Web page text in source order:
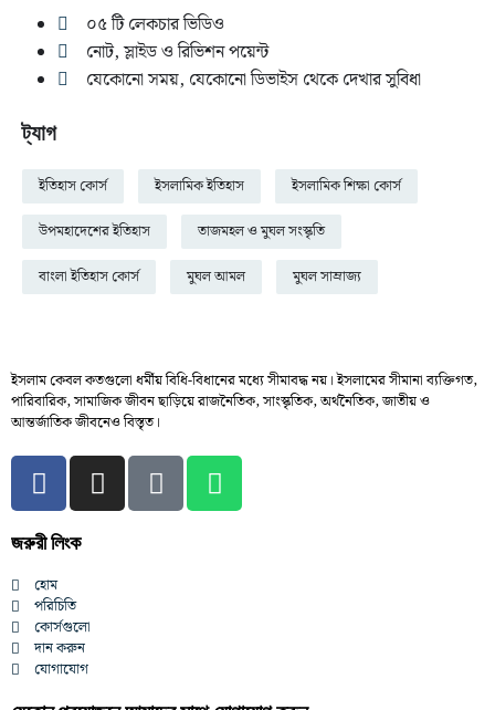
০৫ টি লেকচার ভিডিও
নোট, স্লাইড ও রিভিশন পয়েন্ট
যেকোনো সময়, যেকোনো ডিভাইস থেকে দেখার সুবিধা
ট্যাগ
ইতিহাস কোর্স ইসলামিক ইতিহাস
ইসলামিক শিক্ষা কোর্স
উপমহাদেশের ইতিহাস
তাজমহল ও মুঘল সংস্কৃতি
বাংলা ইতিহাস কোর্স
মুঘল আমল মুঘল সাম্রাজ্য
ইসলাম কেবল কতগুলো ধর্মীয় বিধি-বিধানের মধ্যে সীমাবদ্ধ নয়। ইসলামের সীমানা ব্যক্তিগত,
পারিবারিক, সামাজিক জীবন ছাড়িয়ে রাজনৈতিক, সাংস্কৃতিক, অর্থনৈতিক, জাতীয় ও
আন্তর্জাতিক জীবনেও বিস্তৃত।
জরুরী লিংক
হোম
পরিচিতি
কোর্সগুলো
দান করুন
যোগাযোগ